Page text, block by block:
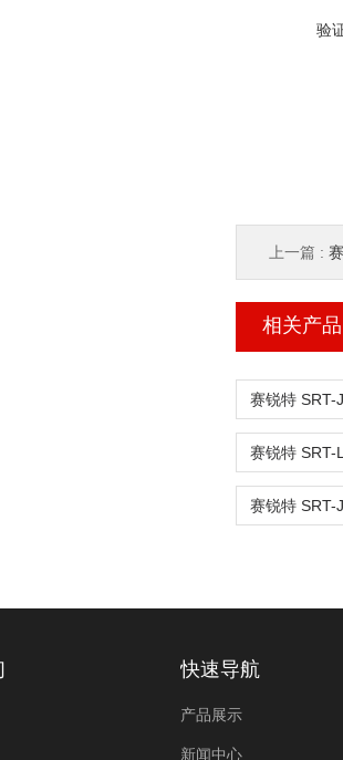
验
上一篇 : 赛
相关产品
快速导航
产品展示
新闻中心